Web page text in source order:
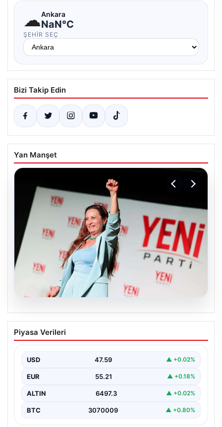
☁Ankara
NaN°C
ŞEHIR SEÇ
Bizi Takip Edin
Yan Manşet
Yeni Parti Manisa İl Başkanı İlksen
Özalper Rüşvet Soruşturması
Manisa'da devam eden rüşvet soruşturması önemli bir
Piyasa Verileri
USD 47.59 ▲ +0.02%
EUR 55.21 ▲ +0.18%
ALTIN 6497.3 ▲ +0.02%
BTC 3070009 ▲ +0.80%